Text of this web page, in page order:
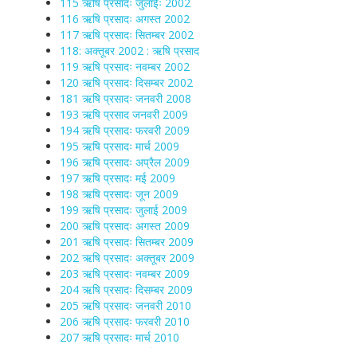
116 ऋषि प्रसादः अगस्त 2002
117 ऋषि प्रसादः सितम्बर 2002
118: अक्तूबर 2002 : ऋषि प्रसाद
119 ऋषि प्रसादः नवम्बर 2002
120 ऋषि प्रसादः दिसम्बर 2002
181 ऋषि प्रसादः जनवरी 2008
193 ऋषि प्रसाद जनवरी 2009
194 ऋषि प्रसादः फरवरी 2009
195 ऋषि प्रसादः मार्च 2009
196 ऋषि प्रसादः अप्रैल 2009
197 ऋषि प्रसादः मई 2009
198 ऋषि प्रसादः जून 2009
199 ऋषि प्रसादः जुलाई 2009
200 ऋषि प्रसादः अगस्त 2009
201 ऋषि प्रसादः सितम्बर 2009
202 ऋषि प्रसादः अक्तूबर 2009
203 ऋषि प्रसादः नवम्बर 2009
204 ऋषि प्रसादः दिसम्बर 2009
205 ऋषि प्रसादः जनवरी 2010
206 ऋषि प्रसादः फरवरी 2010
207 ऋषि प्रसादः मार्च 2010